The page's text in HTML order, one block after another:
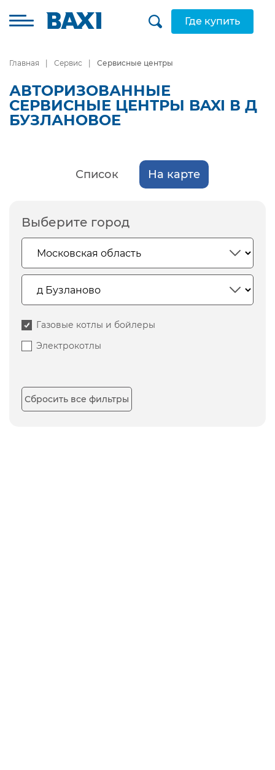
Где купить
Главная Сервис Сервисные центры
АВТОРИЗОВАННЫЕ
СЕРВИСНЫЕ ЦЕНТРЫ BAXI В Д
БУЗЛАНОВОЕ
Список На карте
Выберите город
Газовые котлы и бойлеры
Электрокотлы
Сбросить все фильтры